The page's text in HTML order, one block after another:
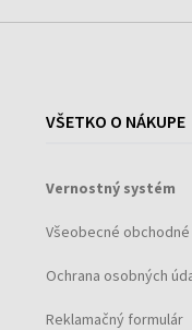
VŠETKO O NÁKUPE
Vernostný systém
Všeobecné
Ochrana osobných
Reklamačný formulár